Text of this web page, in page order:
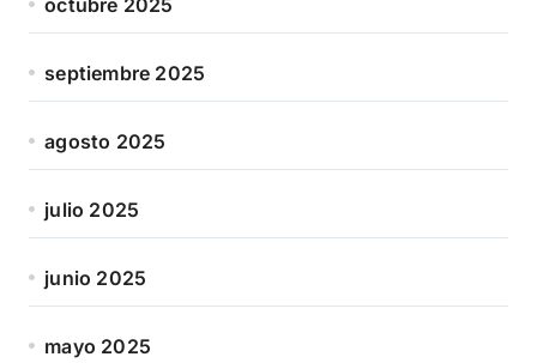
septiembre 2025
agosto 2025
julio 2025
junio 2025
mayo 2025